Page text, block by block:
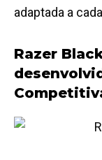
adaptada a
Razer